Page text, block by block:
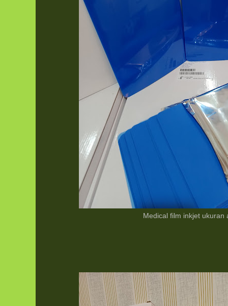
Medical film inkjet ukuran